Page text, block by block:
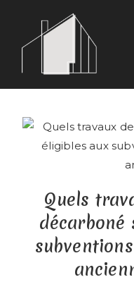
Quels
décarboné